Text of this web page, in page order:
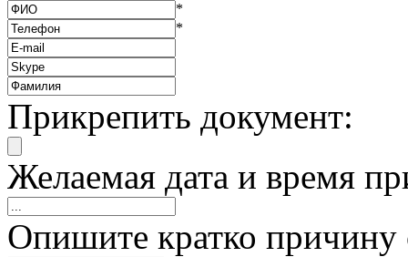
*
*
Прикрепить документ:
Желаемая дата и время
Опишите кратко